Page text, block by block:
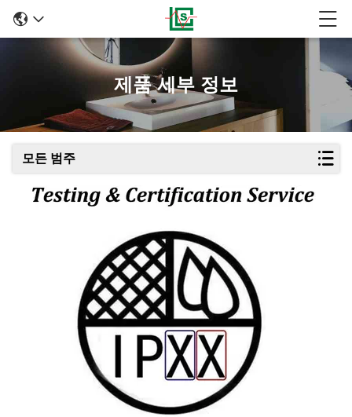
제품 세부 정보
모든 범주